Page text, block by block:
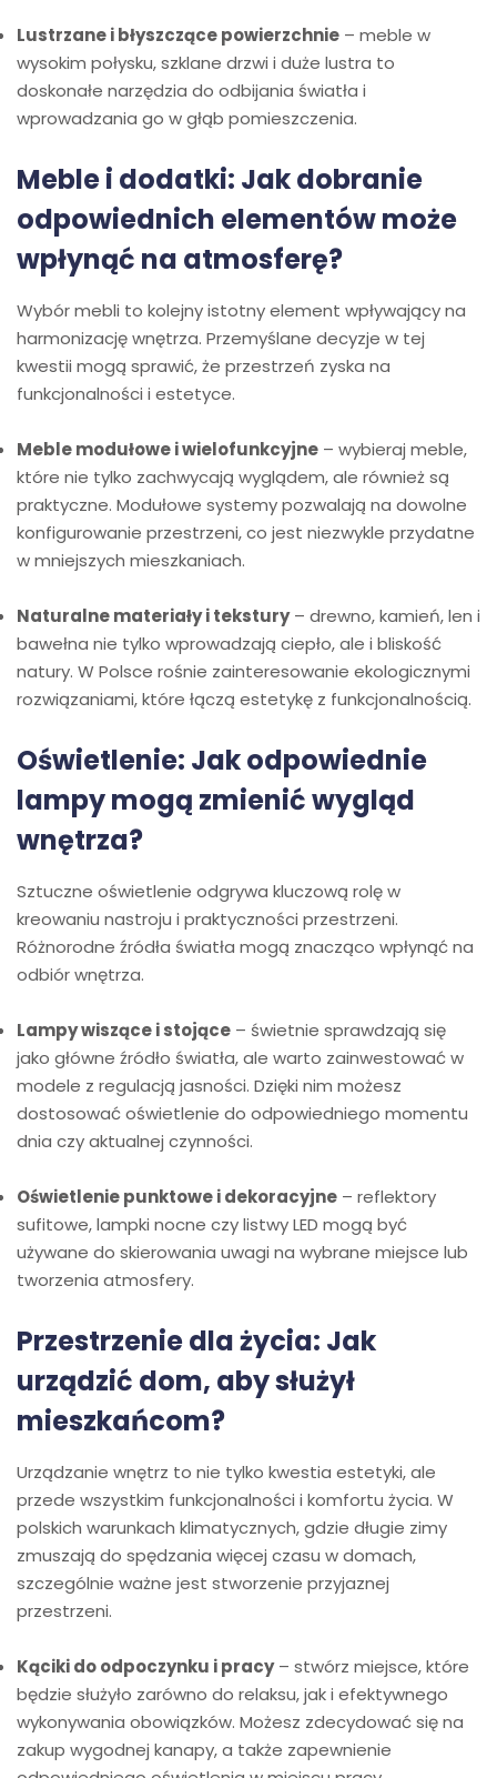
Lustrzane i błyszczące powierzchnie – meble w
wysokim połysku, szklane drzwi i duże lustra to
doskonałe narzędzia do odbijania światła i
wprowadzania go w głąb pomieszczenia.
Meble i dodatki: Jak dobranie
odpowiednich elementów może
wpłynąć na atmosferę?
Wybór mebli to kolejny istotny element wpływający na
harmonizację wnętrza. Przemyślane decyzje w tej
kwestii mogą sprawić, że przestrzeń zyska na
funkcjonalności i estetyce.
Meble modułowe i wielofunkcyjne – wybieraj meble,
które nie tylko zachwycają wyglądem, ale również są
praktyczne. Modułowe systemy pozwalają na dowolne
konfigurowanie przestrzeni, co jest niezwykle przydatne
w mniejszych mieszkaniach.
Naturalne materiały i tekstury– drewno, kamień, len i
bawełna nie tylko wprowadzają ciepło, ale i bliskość
natury. W Polsce rośnie zainteresowanie ekologicznymi
rozwiązaniami, które łączą estetykę z funkcjonalnością.
Oświetlenie: Jak odpowiednie
lampy mogą zmienić wygląd
wnętrza?
Sztuczne oświetlenie odgrywa kluczową rolę w
kreowaniu nastroju i praktyczności przestrzeni.
Różnorodne źródła światła mogą znacząco wpłynąć na
odbiór wnętrza.
Lampy wiszące i stojące – świetnie sprawdzają się
jako główne źródło światła, ale warto zainwestować w
modele z regulacją jasności. Dzięki nim możesz
dostosować oświetlenie do odpowiedniego momentu
dnia czy aktualnej czynności.
Oświetlenie punktowe i dekoracyjne – reflektory
sufitowe, lampki nocne czy listwy LED mogą być
używane do skierowania uwagi na wybrane miejsce lub
tworzenia atmosfery.
Przestrzenie dla życia: Jak
urządzić dom, aby służył
mieszkańcom?
Urządzanie wnętrz to nie tylko kwestia estetyki, ale
przede wszystkim funkcjonalności i komfortu życia. W
polskich warunkach klimatycznych, gdzie długie zimy
zmuszają do spędzania więcej czasu w domach,
szczególnie ważne jest stworzenie przyjaznej
przestrzeni.
Kąciki do odpoczynku i pracy– stwórz miejsce, które
będzie służyło zarówno do relaksu, jak i efektywnego
wykonywania obowiązków. Możesz zdecydować się na
zakup wygodnej kanapy, a także zapewnienie